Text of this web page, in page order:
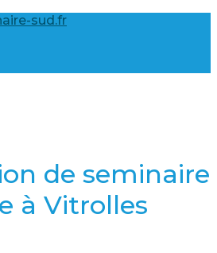
sud.fr
de seminaire
à Vitrolles